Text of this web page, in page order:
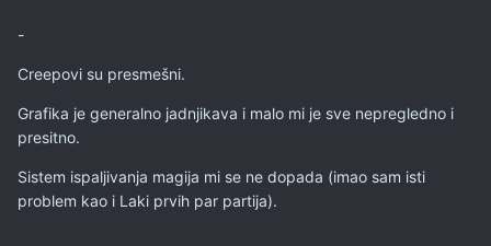
-
Creepovi su presmešni.
Grafika je generalno jadnjikava i malo mi je sve nepregledno i
presitno.
Sistem ispaljivanja magija mi se ne dopada (imao sam isti
problem kao i Laki prvih par partija).